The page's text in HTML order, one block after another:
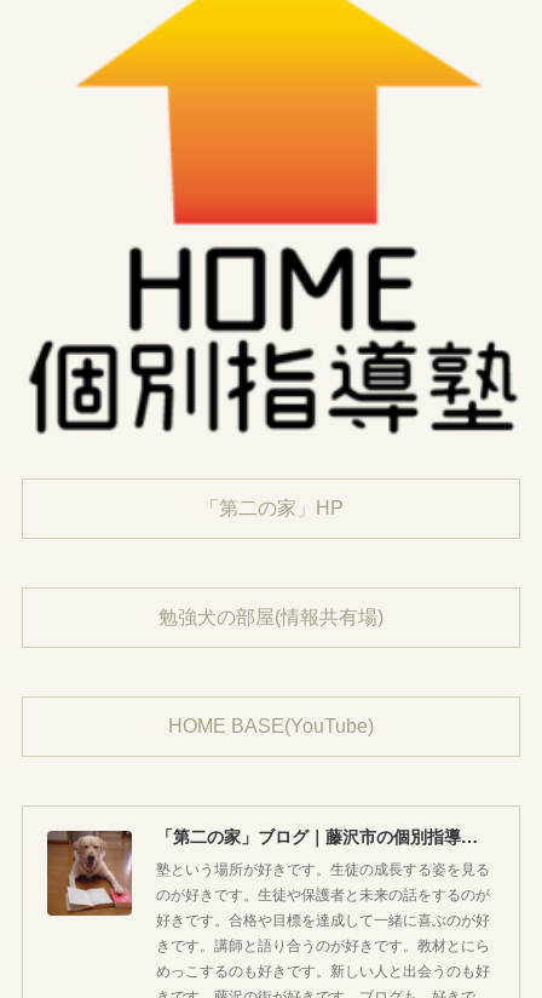
「第二の家」HP
勉強犬の部屋(情報共有場)
HOME BASE(YouTube)
「第二の家」ブログ｜藤沢市の個別指導塾のお話
塾という場所が好きです。生徒の成長する姿を見る
のが好きです。生徒や保護者と未来の話をするのが
好きです。合格や目標を達成して一緒に喜ぶのが好
きです。講師と語り合うのが好きです。教材とにら
めっこするのも好きです。新しい人と出会うのも好